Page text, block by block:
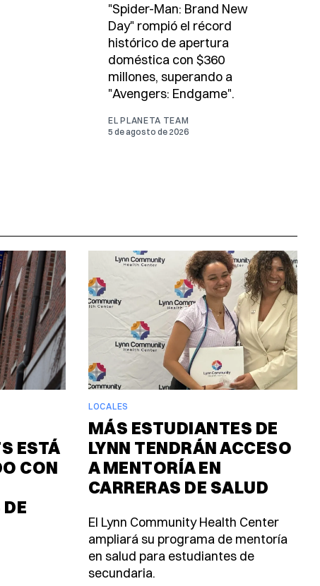
"Spider-Man: Brand New
Day" rompió el récord
histórico de apertura
doméstica con $360
millones, superando a
"Avengers: Endgame".
EL PLANETA TEAM
5 de agosto de 2026
ESTÁ
CON
LOCALES
MÁS ESTUDIANTES DE
LYNN TENDRÁN ACCESO
A MENTORÍA EN
CARRERAS DE SALUD
El Lynn Community Health Center
ampliará su programa de mentoría
en salud para estudiantes de
secundaria.